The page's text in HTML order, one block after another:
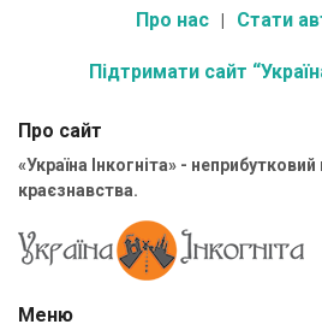
Про нас Стати
Підтримати сайт
Про сайт
«Україна Інкогніта» -
краєзнавства.
Меню